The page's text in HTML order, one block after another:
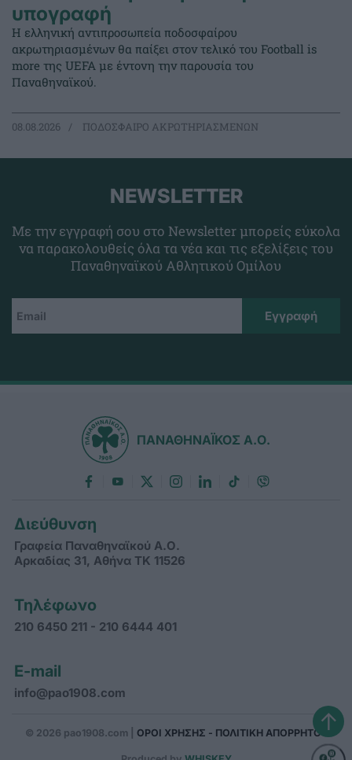
υπογραφή
Η ελληνική αντιπροσωπεία ποδοσφαίρου
ακρωτηριασμένων θα παίξει στον τελικό του Football is
more της UEFA με έντονη την παρουσία του
Παναθηναϊκού.
08.08.2026 ΠΟΔΟΣΦΑΙΡΟ ΑΚΡΩΤΗΡΙΑΣΜΕΝΩΝ
NEWSLETTER
Με την εγγραφή σου στο Newsletter μπορείς εύκολα
να παρακολουθείς όλα τα νέα και τις εξελίξεις του
Παναθηναϊκού Αθλητικού Ομίλου
ΠΑΝΑΘΗΝΑΪΚΟΣ Α.Ο.
Διεύθυνση
Γραφεία Παναθηναϊκού Α.Ο.
Αρκαδίας 31, Αθήνα ΤΚ 11526
Τηλέφωνο
210 6450 211 - 210 6444 401
E-mail
info@pao1908.com
© 2026 pao1908.com | ΟΡΟΙ ΧΡΗΣΗΣ - ΠΟΛΙΤΙΚΗ ΑΠΟΡΡΗΤΟΥ↑